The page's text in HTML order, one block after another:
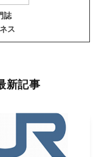
誌
ス
新記事